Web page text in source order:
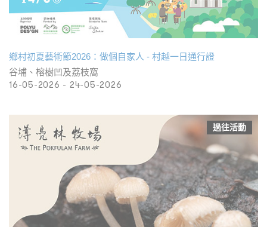
鄉村初夏藝術節2026：做個自家人 - 村越一日通行證
谷埔、榕樹凹及荔枝窩
16-05-2026 - 24-05-2026
過往活動